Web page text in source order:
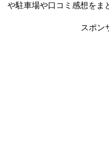
や駐車場や口コミ感想をま
スポン